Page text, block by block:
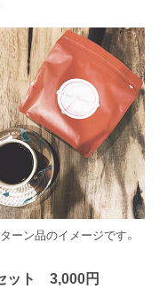
ーン品のイメージです。
ット 3,000円